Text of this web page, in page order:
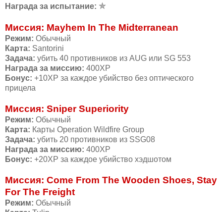
Награда за испытание: ✯
Миссия: Mayhem In The Midterranean
Режим: Обычный
Карта: Santorini
Задача: убить 40 противников из AUG или SG 553
Награда за миссию: 400ХР
Бонус: +10ХР за каждое убийство без оптического
прицела
Миссия: Sniper Superiority
Режим: Обычный
Карта: Карты Operation Wildfire Group
Задача: убить 20 противников из SSG08
Награда за миссию: 400ХР
Бонус: +20ХР за каждое убийство хэдшотом
Миссия: Come From The Wooden Shoes, Stay
For The Freight
Режим: Обычный